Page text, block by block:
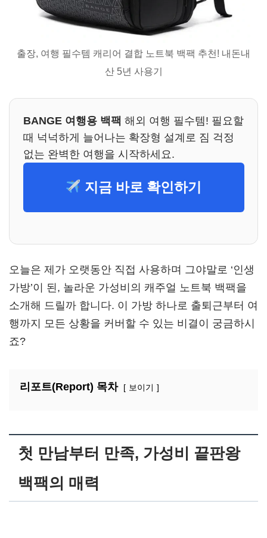
출장, 여행 필수템 캐리어 결합 노트북 백팩 추천! 내돈내
산 5년 사용기
BANGE 여행용 백팩 해외 여행 필수템! 필요할
때 넉넉하게 늘어나는 확장형 설계로 짐 걱정
없는 완벽한 여행을 시작하세요.
지금 바로 확인하기
오늘은 제가 오랫동안 직접 사용하며 그야말로 ‘인생
가방’이 된, 놀라운 가성비의 캐주얼 노트북 백팩을
소개해 드릴까 합니다. 이 가방 하나로 출퇴근부터 여
행까지 모든 상황을 커버할 수 있는 비결이 궁금하시
죠?
리포트(Report) 목차 보이기
첫 만남부터 만족, 가성비 끝판왕
백팩의 매력